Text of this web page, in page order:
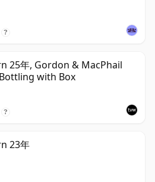
?
25年, Gordon & MacPhail
with Box
?
23年